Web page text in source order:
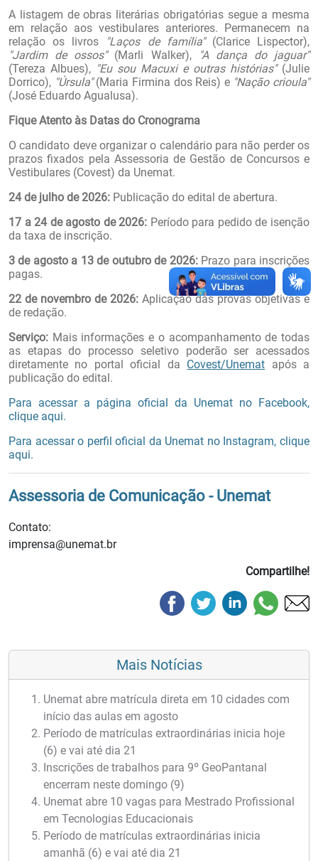
A listagem de obras literárias obrigatórias segue a mesma
em relação aos vestibulares anteriores. Permanecem na
relação os livros
"Laços de família"(Clarice Lispector),
"Jardim de ossos"(Marli Walker),
"A dança do jaguar"
(Tereza Albues), "Eu sou Macuxi e outras histórias"(Julie
Dorrico), "Úrsula"(Maria Firmina dos Reis) e "Nação crioula"
(José Eduardo Agualusa).
Fique Atento às Datas do Cronograma
O candidato deve organizar o calendário para não perder os
prazos fixados pela Assessoria de Gestão de Concursos e
Vestibulares (Covest) da Unemat.
24 de julho de 2026: Publicação do edital de abertura.
17 a 24 de agosto de 2026: Período para pedido de isenção
da taxa de inscrição.
3 de agosto a 13 de outubro de 2026:Prazo para inscrições
pagas.
22 de novembro de 2026: Aplicação das provas objetivas e
de redação.
Serviço: Mais informações e o acompanhamento de todas
as etapas do processo seletivo poderão ser acessados
diretamente no portal oficial da Covest/Unemat após a
publicação do edital.
Para acessar a página oficial da Unemat no Facebook,
clique aqui.
Para acessar o perfil oficial da Unemat no Instagram, clique
aqui.
Assessoria de Comunicação - Unemat
Contato:
imprensa@unemat.br
Compartilhe!
Mais Notícias
Unemat abre matrícula direta em 10 cidades com
início das aulas em agosto
Período de matrículas extraordinárias inicia hoje
(6) e vai até dia 21
Inscrições de trabalhos para 9º GeoPantanal
encerram neste domingo (9)
Unemat abre 10 vagas para Mestrado Profissional
em Tecnologias Educacionais
Período de matrículas extraordinárias inicia
amanhã (6) e vai até dia 21